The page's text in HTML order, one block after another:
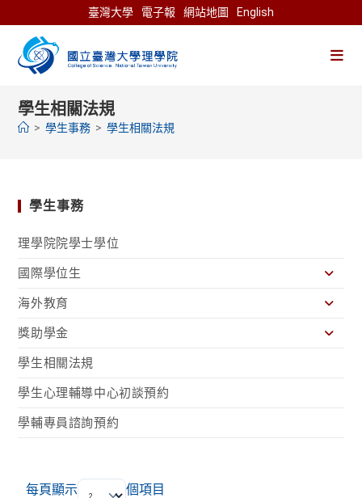
to
content
臺灣大學 電子報 網站地圖 English
學生相關法規
> 學生事務 > 學生相關法規
學生事務
理學院院學士學位
國際學位生
海外教育
獎助學金
學生相關法規
學生心理輔導中心初談預約
學輔專員諮詢預約
每頁顯示 個項目